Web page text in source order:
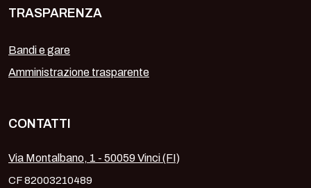
TRASPARENZA
Bandi e gare
Amministrazione trasparente
CONTATTI
Via Montalbano, 1 - 50059 Vinci (FI)
CF 82003210489